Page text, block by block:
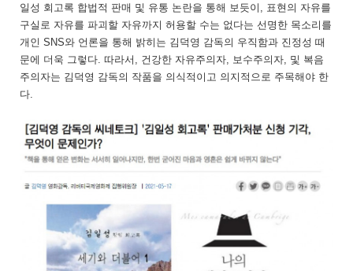
일성 회고록 합법적 판매 및 유통 논란을 통해 보듯이, 표현의 자유를
구실로 자유를 파괴할 자유까지 허용할 수는 없다는 선명한 목소리를
개인 SNS와 언론을 통해 밝히는 김덕영 감독의 우직함과 진정성 때
문에 더욱 그렇다. 따라서, 건강한 자유주의자, 보수주의자, 및 복음
주의자는 김덕영 감독의 작품을 의식적이고 의지적으로 주목해야 한
다.